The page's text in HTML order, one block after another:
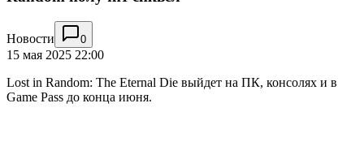
Новости 0
15 мая 2025 22:00
Lost in Random: The Eternal Die выйдет на ПК, консолях и в
Game Pass до конца июня.